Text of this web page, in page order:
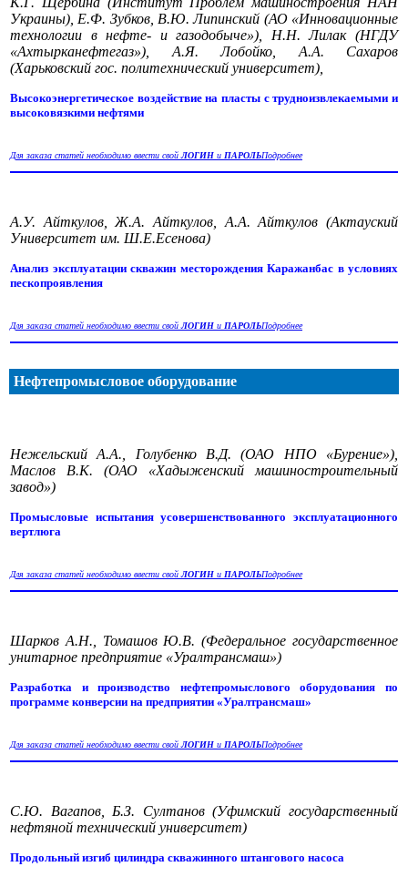
Украины), Е.Ф. Зубков, В.Ю. Липинский (АО «Инновационные
технологии в нефте- и газодобыче»), Н.Н. Лилак (НГДУ
«Ахтырканефтегаз»), А.Я. Лобойко, А.А. Сахаров
(Харьковский гос. политехнический университет),
Высокоэнергетическое воздействие на пласты с трудноизвлекаемыми и
высоковязкими нефтями
Для заказа статей необходимо ввести свойЛОГИН и ПАРОЛЬПодробнее
А.У. Айткулов, Ж.А. Айткулов, А.А. Айткулов (Актауский
Университет им. Ш.Е.Есенова)
Анализ эксплуатации скважин месторождения Каражанбас в условиях
пескопроявления
Для заказа статей необходимо ввести свойЛОГИН и ПАРОЛЬПодробнее
Нефтепромысловое оборудование
Нежельский А.А., Голубенко В.Д. (ОАО НПО «Бурение»),
Маслов В.К. (ОАО «Хадыженский машиностроительный
завод»)
Промысловые испытания усовершенствованного эксплуатационного
вертлюга
Для заказа статей необходимо ввести свойЛОГИН и ПАРОЛЬПодробнее
Шарков А.Н., Томашов Ю.В. (Федеральное государственное
унитарное предприятие «Уралтрансмаш»)
Разработка и производство нефтепромыслового оборудования по
программе конверсии на предприятии «Уралтрансмаш»
Для заказа статей необходимо ввести свойЛОГИН и ПАРОЛЬПодробнее
С.Ю. Вагапов, Б.З. Султанов (Уфимский государственный
нефтяной технический университет)
Продольный изгиб цилиндра скважинного штангового насоса